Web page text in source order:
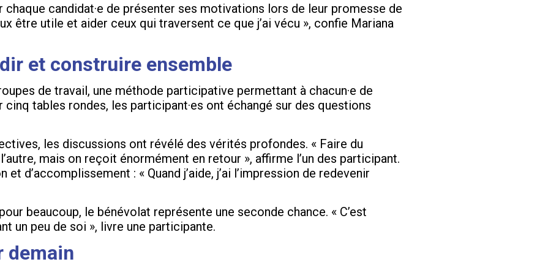
candidat·e de présenter ses motivations lors de leur promesse de
être utile et aider ceux qui traversent ce que j’ai vécu », confie Mariana
et construire ensemble
de travail, une méthode participative permettant à chacun·e de
cinq tables rondes, les participant·es ont échangé sur des questions
les discussions ont révélé des vérités profondes. « Faire du
mais on reçoit énormément en retour », affirme l’un des participant.
d’accomplissement : « Quand j’aide, j’ai l’impression de redevenir
beaucoup, le bénévolat représente une seconde chance. « C’est
un peu de soi », livre une participante.
demain